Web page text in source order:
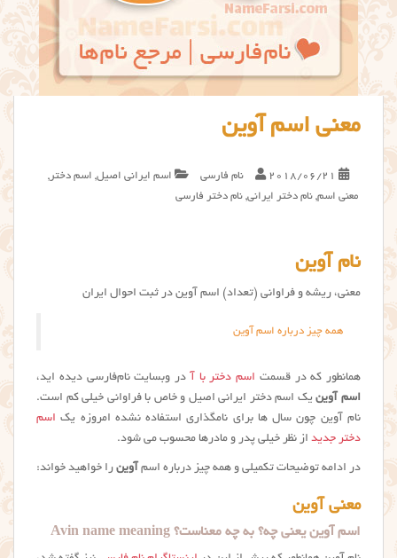
معنی اسم آوین
2018/06/21 نام فارسی اسم ایرانی اصیل, اسم دختر ,
معنی اسم, نام دختر ایرانی, نام دختر فارسی
نام آوین
معنی، ریشه و فراوانی (تعداد) اسم آوین در ثبت احوال ایران
همه چیز درباره اسم آوین
همانطور که در قسمت اسم دختر با آ در وبسایت نام‌فارسی دیده اید،
اسم آوینیک اسم دختر ایرانی اصیل و خاص با فراوانی خیلی کم است.
نام آوین چون سال ها برای نامگذاری استفاده نشده امروزه یک اسم
دختر جدید از نظر خیلی پدر و مادرها محسوب می شود.
در ادامه توضیحات تکمیلی و همه چیز درباره اسم آوین را خواهید خواند:
معنی آوین
اسم آوین یعنی چه؟ به چه معناست؟ Avin name meaning